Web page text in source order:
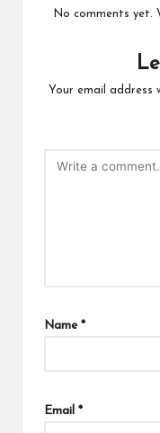
No comments yet.
Your email address
Name *
Email *